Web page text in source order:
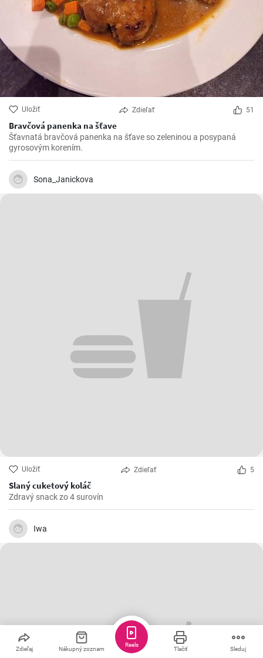
Uložiť Zdieľať 51
Bravčová panenka na šťave
Šťavnatá bravčová panenka na šťave so zeleninou a posypaná
gyrosovým korením.
Sona_Janickova
Uložiť Zdieľať 5
Slaný cuketový koláč
Zdravý snack zo 4 surovín
Iwa
Zdieľaj Nákupný zoznam Tlačiť Sleduj
Reels